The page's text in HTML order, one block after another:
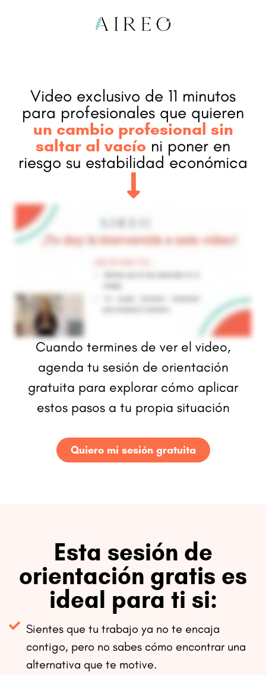
Video exclusivo de 11 minutos
para profesionales que quieren
un cambio profesional sin
saltar al vacío ni poner en
riesgo su estabilidad económica
Cuando termines de ver el video,
agenda tu sesión de orientación
gratuita para explorar cómo aplicar
estos pasos a tu propia situación
Quiero mi sesión gratuita
Esta sesión de
orientación gratis es
ideal para ti si:
Sientes que tu trabajo ya no te encaja
contigo, pero no sabes cómo encontrar una
alternativa que te motive.